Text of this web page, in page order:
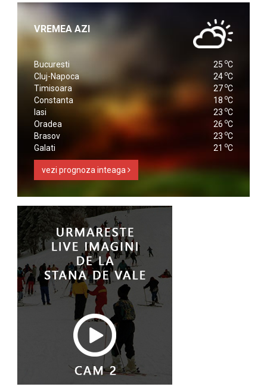
VREMEA AZI
Bucuresti 25 oC
Cluj-Napoca
24 oC
Timisoara
27 oC
Constanta
18 oC
Iasi
23 oC
Oradea
26 oC
Brasov
23 oC
Galati
21 oC
vezi prognoza inteaga